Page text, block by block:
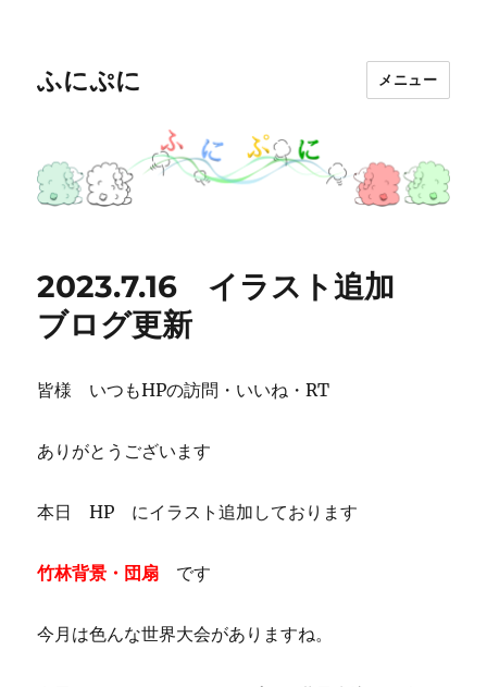
ふにぷに メニュー
2023.7.16 イラスト追加
ブログ更新
皆様 いつもHPの訪問・いいね・RT
ありがとうございます
本日 HP にイラスト追加しております
竹林背景・団扇 です
今月は色んな世界大会がありますね。